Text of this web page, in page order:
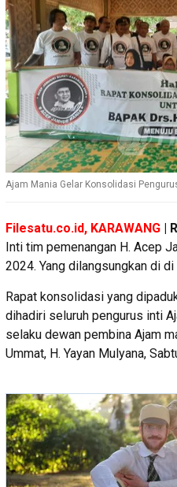
Ajam Mania Gelar Konsolidasi
Filesatu.co.id, KARAWANG |
Inti tim pemenangan H. Acep
2024. Yang dilangsungkan di
Rapat konsolidasi yang
dihadiri seluruh pengurus inti
selaku dewan pembina Ajam
Ummat, H. Yayan Mulyana,